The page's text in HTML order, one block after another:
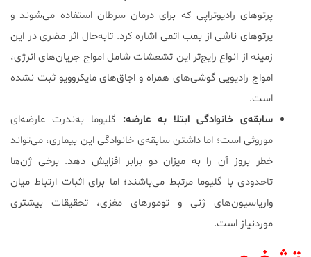
پرتوهای رادیوتراپی که برای درمان سرطان استفاده می‌شوند و
پرتوهای ناشی از بمب اتمی اشاره کرد. تابه‌حال اثر مضری در این
زمینه از انواع رایج‌تر این تشعشات شامل امواج جریان‌های انرژی،
امواج رادیویی گوشی‌های همراه و اجاق‌های مایکروویو ثبت نشده
است.
سابقه‌ی خانوادگی ابتلا به عارضه: گلیوما به‌ندرت عارضه‌ای
موروثی است؛ اما داشتن سابقه‌ی خانوادگی این بیماری، می‌تواند
خطر بروز آن را به میزان دو برابر افزایش دهد. برخی ژن‌ها
تاحدودی با گلیوما مرتبط‌ می‌باشند؛ اما برای اثبات ارتباط میان
واریاسیون‌های ژنی و تومورهای مغزی، تحقیقات بیشتری
موردنیاز است.